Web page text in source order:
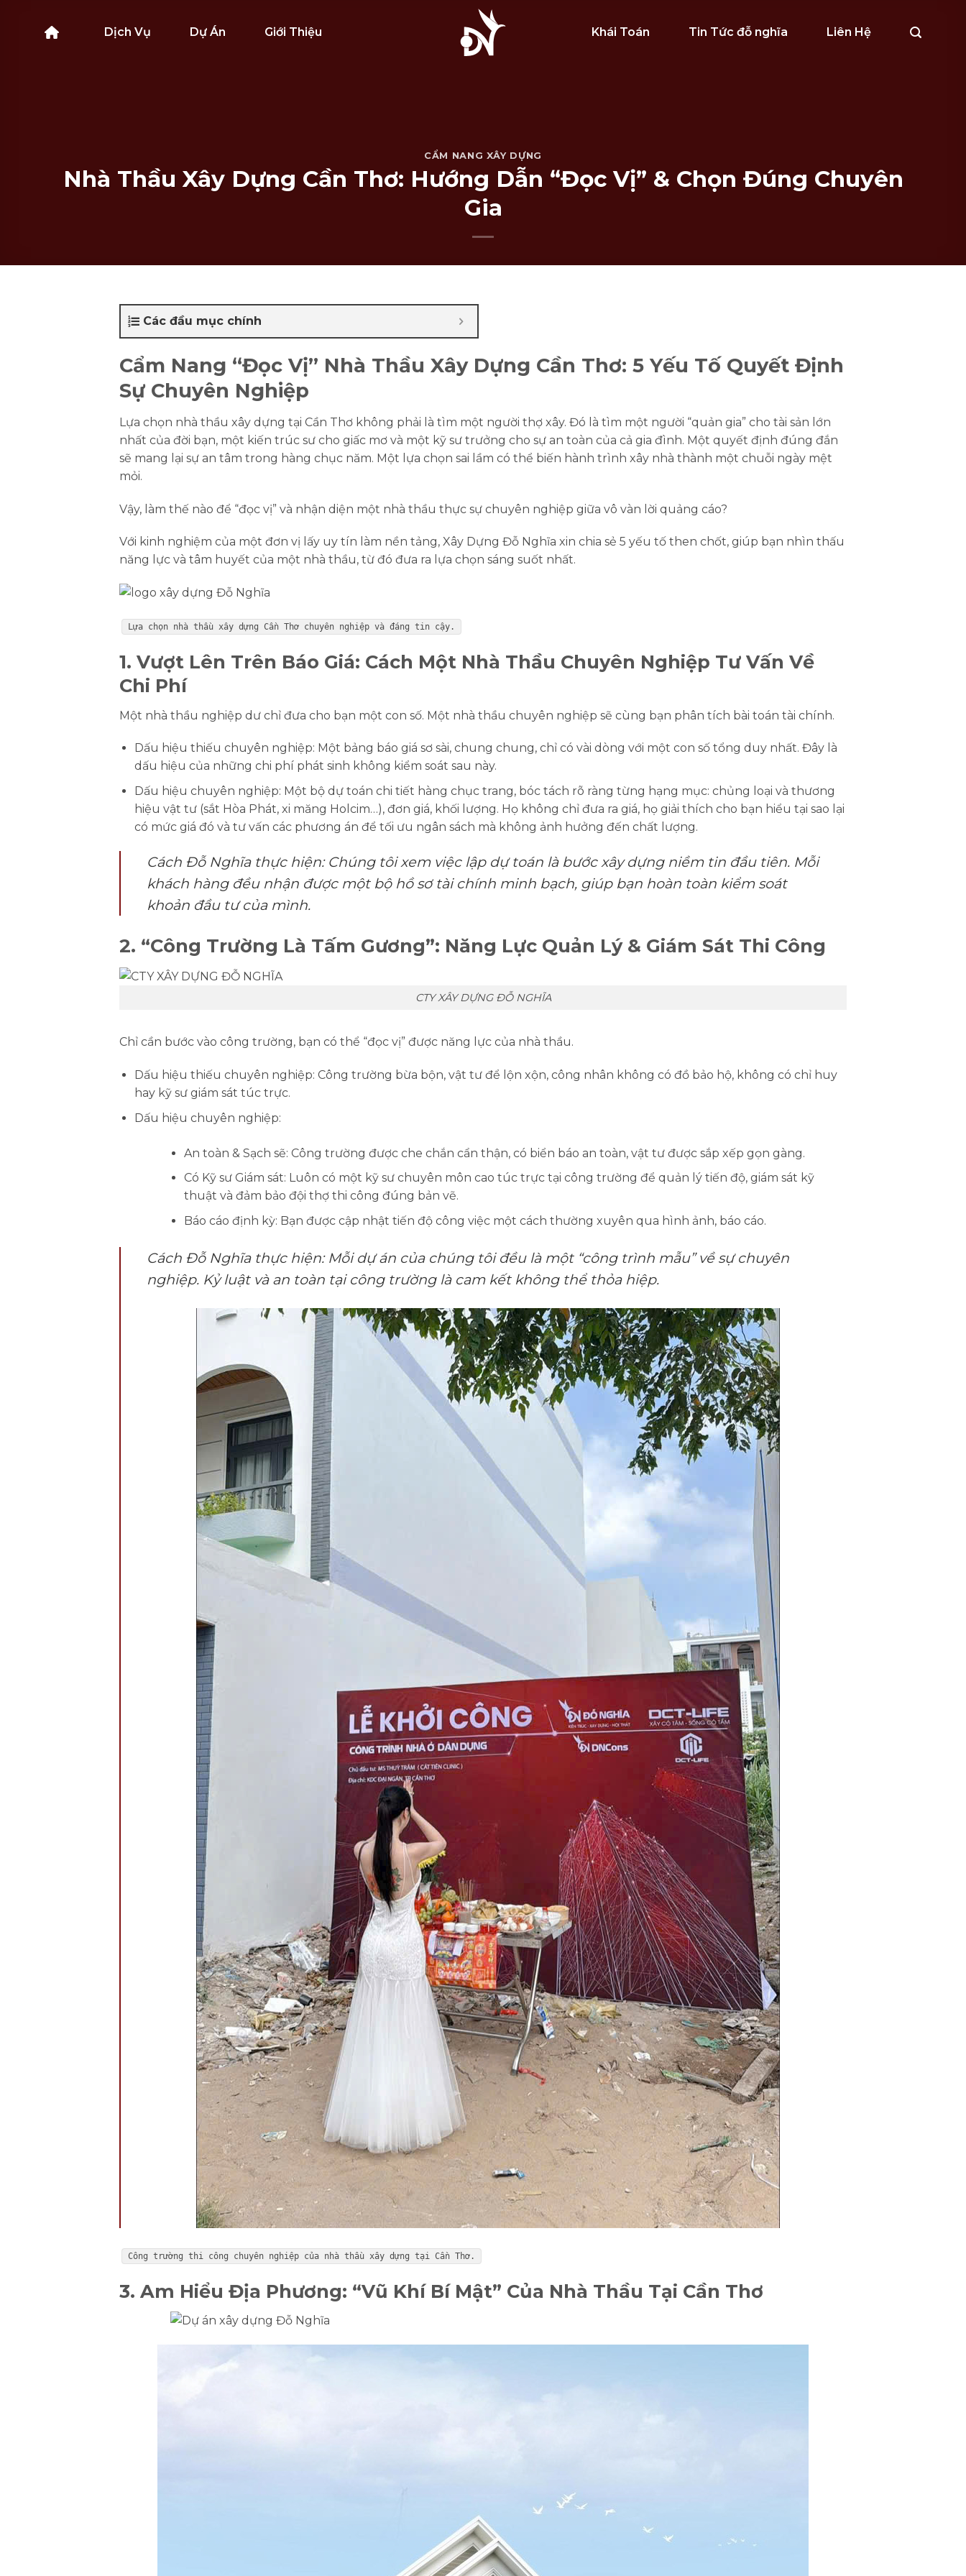
Dịch Vụ Dự Án Giới Thiệu Khái Toán Tin Tức đỗ nghĩa Liên Hệ
CẨM NANG XÂY DỰNG
Nhà Thầu Xây Dựng Cần Thơ: Hướng Dẫn “Đọc Vị” & Chọn Đúng Chuyên
Gia
Các đầu mục chính
Cẩm Nang “Đọc Vị” Nhà Thầu Xây Dựng Cần Thơ: 5 Yếu Tố Quyết Định
Sự Chuyên Nghiệp
Lựa chọn nhà thầu xây dựng tại Cần Thơ không phải là tìm một người thợ xây. Đó là tìm một người “quản gia” cho tài sản lớn
nhất của đời bạn, một kiến trúc sư cho giấc mơ và một kỹ sư trưởng cho sự an toàn của cả gia đình. Một quyết định đúng đắn
sẽ mang lại sự an tâm trong hàng chục năm. Một lựa chọn sai lầm có thể biến hành trình xây nhà thành một chuỗi ngày mệt
mỏi.
Vậy, làm thế nào để “đọc vị” và nhận diện một nhà thầu thực sự chuyên nghiệp giữa vô vàn lời quảng cáo?
Với kinh nghiệm của một đơn vị lấy uy tín làm nền tảng,Xây Dựng Đỗ Nghĩa xin chia sẻ 5 yếu tố then chốt, giúp bạn nhìn thấu
năng lực và tâm huyết của một nhà thầu, từ đó đưa ra lựa chọn sáng suốt nhất.
Lựa chọn nhà thầu xây dựng Cần Thơ chuyên nghiệp và đáng tin cậy.
1. Vượt Lên Trên Báo Giá: Cách Một Nhà Thầu Chuyên Nghiệp Tư Vấn Về
Chi Phí
Một nhà thầu nghiệp dư chỉ đưa cho bạn một con số. Một nhà thầu chuyên nghiệp sẽ cùng bạn phân tích bài toán tài chính.
Dấu hiệu thiếu chuyên nghiệp: Một bảng báo giá sơ sài, chung chung, chỉ có vài dòng với một con số tổng duy nhất. Đây là
dấu hiệu của những chi phí phát sinh không kiểm soát sau này.
Dấu hiệu chuyên nghiệp: Một bộ dự toán chi tiết hàng chục trang, bóc tách rõ ràng từng hạng mục: chủng loại và thương
hiệu vật tư (sắt Hòa Phát, xi măng Holcim…), đơn giá, khối lượng. Họ không chỉ đưa ra giá, họ giải thích cho bạn hiểu tại sao lại
có mức giá đó và tư vấn các phương án để tối ưu ngân sách mà không ảnh hưởng đến chất lượng.
Cách Đỗ Nghĩa thực hiện:Chúng tôi xem việc lập dự toán là bước xây dựng niềm tin đầu tiên. Mỗi
khách hàng đều nhận được một bộ hồ sơ tài chính minh bạch, giúp bạn hoàn toàn kiểm soát
khoản đầu tư của mình.
2. “Công Trường Là Tấm Gương”: Năng Lực Quản Lý & Giám Sát Thi Công
CTY XÂY DỰNG ĐỖ NGHĨA
Chỉ cần bước vào công trường, bạn có thể “đọc vị” được năng lực của nhà thầu.
Dấu hiệu thiếu chuyên nghiệp: Công trường bừa bộn, vật tư để lộn xộn, công nhân không có đồ bảo hộ, không có chỉ huy
hay kỹ sư giám sát túc trực.
Dấu hiệu chuyên nghiệp:
An toàn & Sạch sẽ: Công trường được che chắn cẩn thận, có biển báo an toàn, vật tư được sắp xếp gọn gàng.
Có Kỹ sư Giám sát: Luôn có một kỹ sư chuyên môn cao túc trực tại công trường để quản lý tiến độ, giám sát kỹ
thuật và đảm bảo đội thợ thi công đúng bản vẽ.
Báo cáo định kỳ: Bạn được cập nhật tiến độ công việc một cách thường xuyên qua hình ảnh, báo cáo.
Cách Đỗ Nghĩa thực hiện:Mỗi dự án của chúng tôi đều là một “công trình mẫu” về sự chuyên
nghiệp. Kỷ luật và an toàn tại công trường là cam kết không thể thỏa hiệp.
Công trường thi công chuyên nghiệp của nhà thầu xây dựng tại Cần Thơ.
3. Am Hiểu Địa Phương: “Vũ Khí Bí Mật” Của Nhà Thầu Tại Cần Thơ